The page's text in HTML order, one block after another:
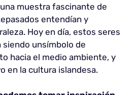
muestra fascinante de
entendían y
Hoy en día, estos seres
unsímbolo de
hacia el medio ambiente, y
en la cultura islandesa.